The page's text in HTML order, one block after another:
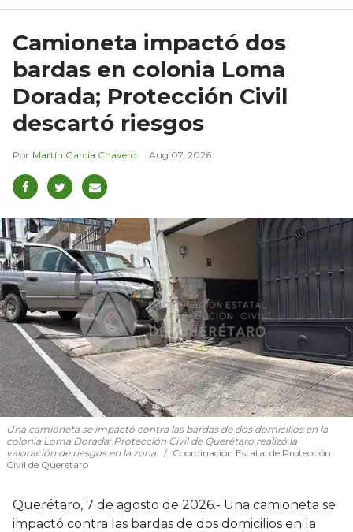
Camioneta impactó dos
bardas en colonia Loma
Dorada; Protección Civil
descartó riesgos
Martín García Chavero Aug 07, 2026
Una camioneta se impactó contra las bardas de dos domicilios en la
colonia Loma Dorada; Protección Civil de Querétaro realizó la
valoración de riesgos en la zona.
Coordinación Estatal de Protección
Civil de Querétaro
Querétaro, 7 de agosto de 2026.- Una camioneta se
impactó contra las bardas de dos domicilios en la